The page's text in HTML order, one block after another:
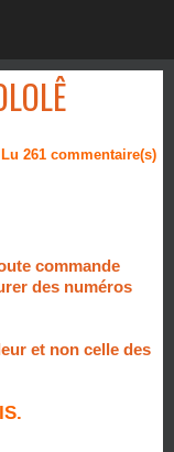
261 commentaire(s)
commande
des numéros
et non celle des